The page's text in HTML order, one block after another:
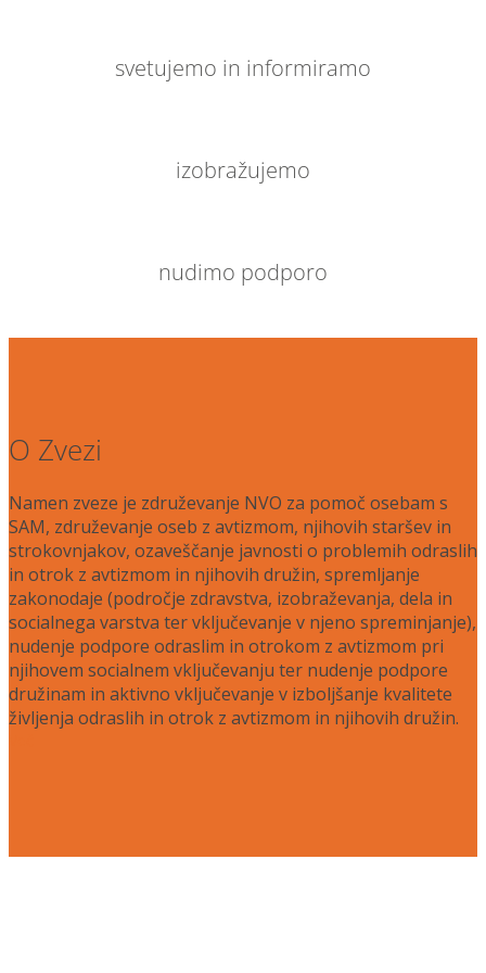
svetujemo in informiramo
izobražujemo
nudimo podporo
O Zvezi
Namen zveze je združevanje NVO za pomoč osebam s
SAM, združevanje oseb z avtizmom, njihovih staršev in
strokovnjakov, ozaveščanje javnosti o problemih odraslih
in otrok z avtizmom in njihovih družin, spremljanje
zakonodaje (področje zdravstva, izobraževanja, dela in
socialnega varstva ter vključevanje v njeno spreminjanje),
nudenje podpore odraslim in otrokom z avtizmom pri
njihovem socialnem vključevanju ter nudenje podpore
družinam in aktivno vključevanje v izboljšanje kvalitete
življenja odraslih in otrok z avtizmom in njihovih družin.